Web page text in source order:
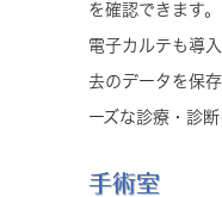
を確認できます。
電子カルテも導
去のデータを保
ーズな診療・診断
手術室